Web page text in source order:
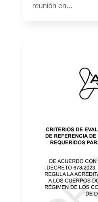
reunión en...